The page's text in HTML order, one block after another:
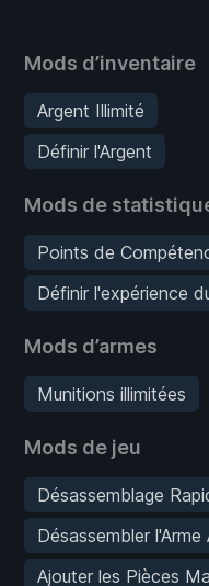
Mods d’inventaire
Argent Illimité
Définir l'Argent
Mods de
Points de
Définir l'expérience
Mods d’armes
Munitions illimitées
Mods de jeu
Désassemblage
Désassembler l'Arme
Ajouter les Pièces